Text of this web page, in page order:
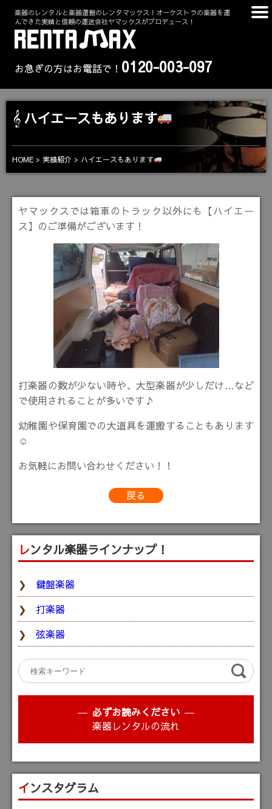
楽器のレンタルと楽器運搬のレンタマックス！オーケストラの楽器を運
んできた実績と信頼の運送会社ヤマックスがプロデュース！
お急ぎの方はお電話で！ 0120-003-097
ハイエースもあります
HOME 実績紹介 ハイエースもあります
ヤマックスでは箱車のトラック以外にも【ハイエー
ス】のご準備がございます！
打楽器の数が少ない時や、大型楽器が少しだけ…など
で使用されることが多いです♪
幼稚園や保育園での大道具を運搬することもあります
☺
お気軽にお問い合わせください！！
戻る
レンタル楽器ラインナップ！
鍵盤楽器
打楽器
弦楽器
必ずお読みください
楽器レンタルの流れ
インスタグラム